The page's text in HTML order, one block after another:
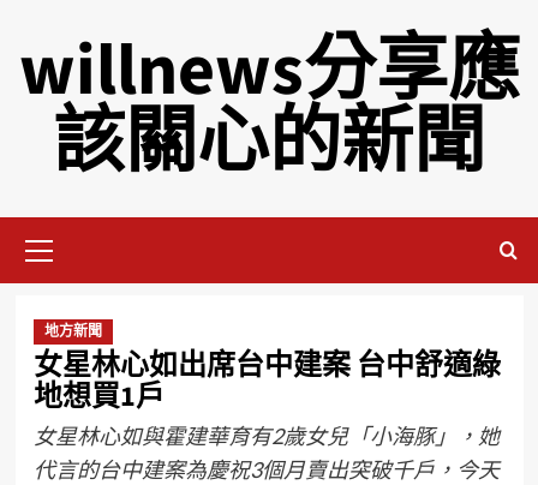
willnews分享應
該關心的新聞
地方新聞
女星林心如出席台中建案 台中舒適綠
地想買1戶
女星林心如與霍建華育有2歲女兒「小海豚」，她
代言的台中建案為慶祝3個月賣出突破千戶，今天